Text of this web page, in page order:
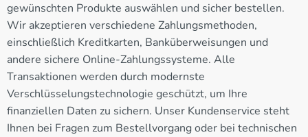
gewünschten Produkte auswählen und sicher bestellen.
Wir akzeptieren verschiedene Zahlungsmethoden,
einschließlich Kreditkarten, Banküberweisungen und
andere sichere Online-Zahlungssysteme. Alle
Transaktionen werden durch modernste
Verschlüsselungstechnologie geschützt, um Ihre
finanziellen Daten zu sichern. Unser Kundenservice steht
Ihnen bei Fragen zum Bestellvorgang oder bei technischen